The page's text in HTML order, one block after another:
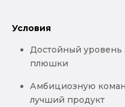
Условия
Достойный уровень
плюшки
Амбициозную
лучший продукт